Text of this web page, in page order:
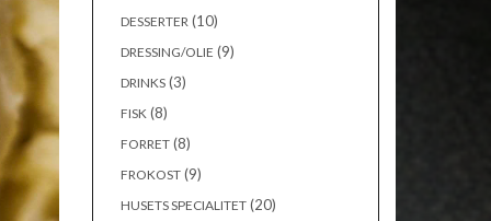
DESSERTER (10)
DRESSING/OLIE (9)
DRINKS(3)
FISK (8)
FORRET(8)
FROKOST(9)
HUSETS SPECIALITET(20)